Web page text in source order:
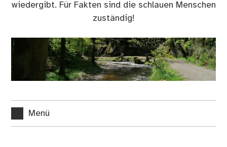
wiedergibt. Für Fakten sind die schlauen Menschen
zuständig!
Menü